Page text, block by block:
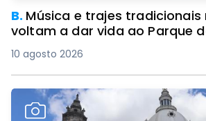
B. Música e trajes tradicionais
voltam a dar vida ao Parque
10 agosto 2026